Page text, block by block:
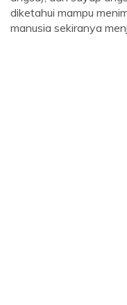
diketahui mampu
manusia sekiranya